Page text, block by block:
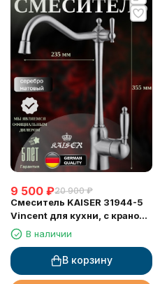
9 500 ₽20 900 ₽
Смеситель KAISER 31944-5
Vincent для кухни, с краном
для питьевой воды, серебро
В наличии
В корзину